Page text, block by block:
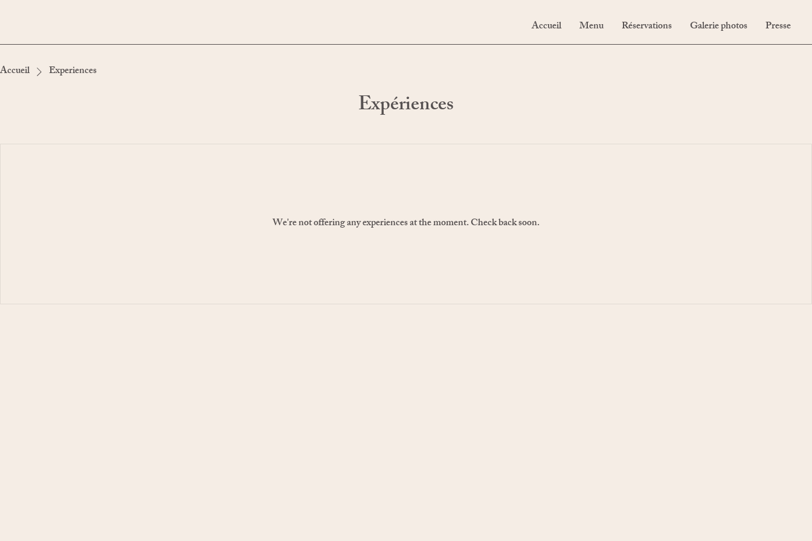
Accueil Menu Réservations Galerie photos Presse
Accueil Experiences
Expériences
We're not offering any experiences at the moment. Check back soon.